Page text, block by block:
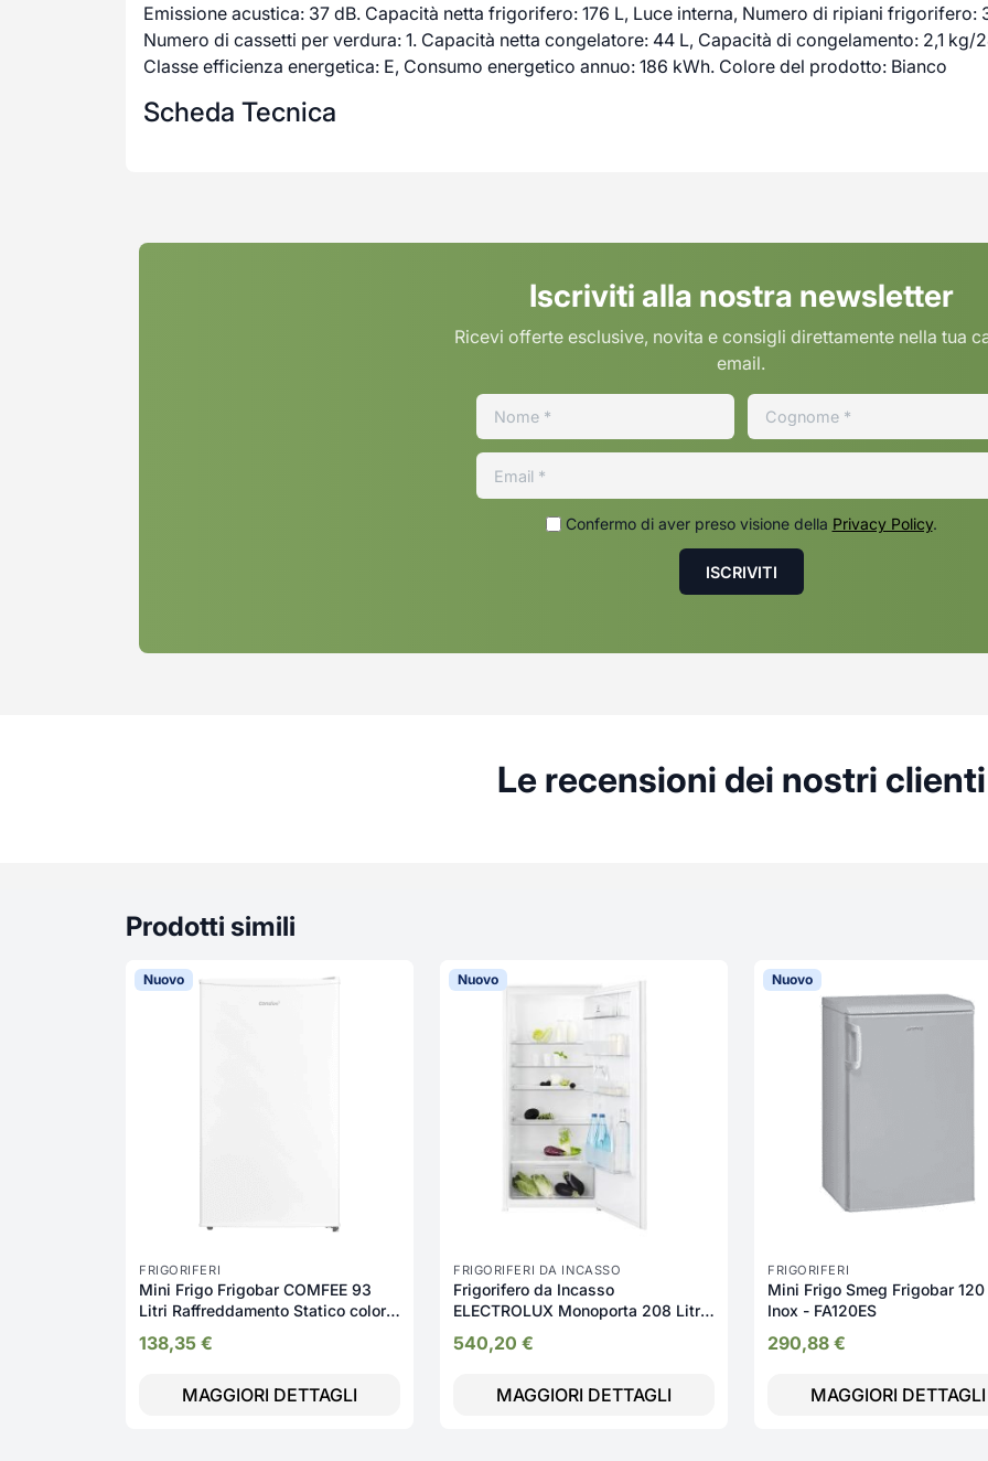
Emissione acustica: 37 dB. Capacità netta frigorifero: 176 L, Luce interna, Numero di ripiani frigorifero:
Numero di cassetti per verdura: 1. Capacità netta congelatore: 44 L, Capacità di congelamento: 2,1 kg/
Classe efficienza energetica: E, Consumo energetico annuo: 186 kWh. Colore del prodotto: Bianco
Scheda Tecnica
Iscriviti alla nostra newsletter
Ricevi offerte esclusive, novita e consigli direttamente nella tua
email.
Confermo di aver preso visione della Privacy Policy.
Le recensioni dei nostri clienti
Prodotti simili
Nuovo
FRIGORIFERI
Mini Frigo Frigobar COMFEE 93
Litri Raffreddamento Statico colore
138,35 €
MAGGIORI DETTAGLI
Nuovo
FRIGORIFERI DA INCASSO
Frigorifero da Incasso
ELECTROLUX Monoporta 208 Litri
LRB3AE12S
540,20 €
MAGGIORI DETTAGLI
Nuovo
FRIGORIFERI
Mini Frigo Smeg Frigobar
Inox - FA120ES
290,88 €
MAGGIORI DETTAGLI